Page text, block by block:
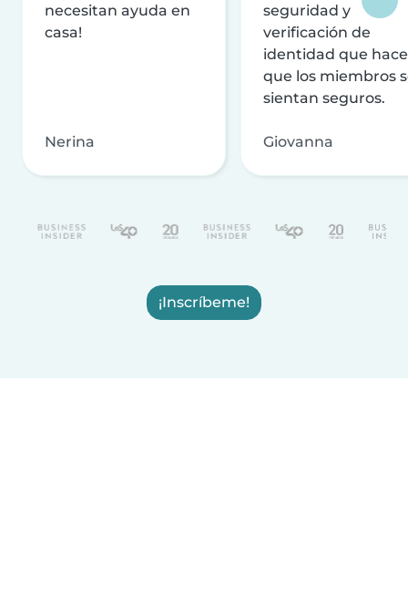
necesitan ayuda en
casa!
Nerina
seguridad y
verificación de
identidad que
que los miembros
sientan seguros.
Giovanna
¡Inscríbeme!